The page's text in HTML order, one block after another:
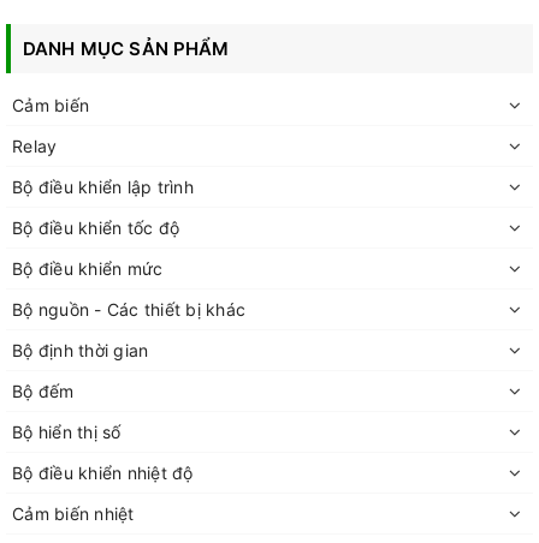
DANH MỤC SẢN PHẨM
Cảm biến
Relay
Bộ điều khiển lập trình
Bộ điều khiển tốc độ
Bộ điều khiển mức
Bộ nguồn - Các thiết bị khác
Bộ định thời gian
Bộ đếm
Bộ hiển thị số
Bộ điều khiển nhiệt độ
Cảm biến nhiệt